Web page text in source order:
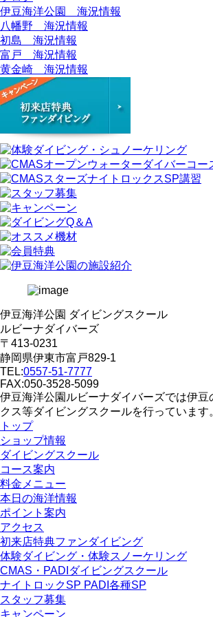
伊豆海洋公園 海況情報
八幡野 海況情報
初島 海況情報
富戸 海況情報
黄金崎 海況情報
伊豆海洋公園 ダイビングスクール
ルビーナダイバーズ
〒413-0231
静岡県伊東市富戸829-1
TEL:0557-51-7777
FAX:050-3528-5099
伊豆海洋公園ルビーナダイバーズでは伊
クス等ダイビングスクールを行っていま
トップ
ショップ情報
ダイビングスクール
コース案内
料金メニュー
本日の海洋情報
ポイント案内
アクセス
初来店特典ファンダイビング
体験ダイビング・体験スノーケリング
CMAS・PADIダイビングスクール
ナイトロックSP PADI各種SP
スタッフ募集
キャンペーン